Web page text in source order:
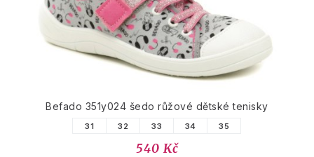
Befado 351y024 šedo růžové dětské tenisky
31 32 33 34 35
540 Kč